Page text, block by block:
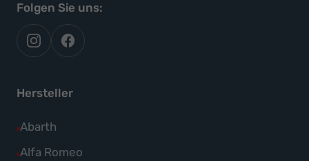
Folgen Sie uns:
autoflex
auf
autoflex24
auf
Hersteller
Abarth
Alle
Fahrzeuge
Alfa Romeo
Alle